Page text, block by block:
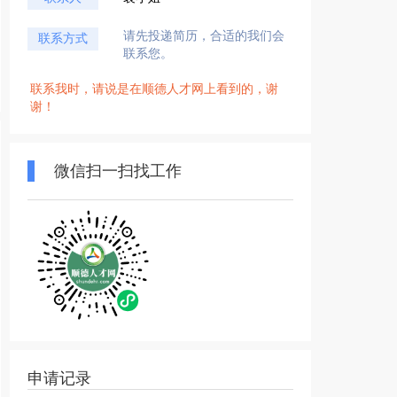
联系方式
请先投递简历，合适的我们会
联系您。
联系我时，请说是在顺德人才网上看到的，谢
谢！
微信扫一扫找工作
申请记录